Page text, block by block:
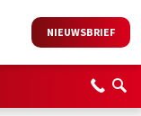
NIEUWSBRIEF